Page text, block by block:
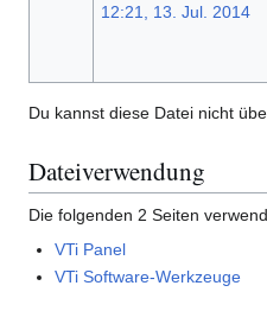
12:21, 13. Jul. 2014
Du kannst diese Datei nicht
Dateiverwendung
Die folgenden 2 Seiten
VTi Panel
VTi Software-Werkzeuge